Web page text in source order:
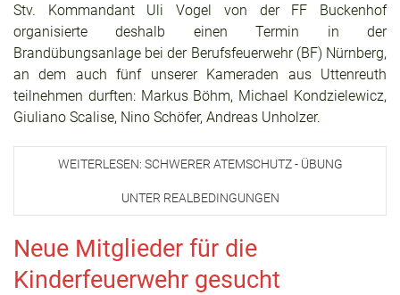
Stv. Kommandant Uli Vogel von der FF Buckenhof
organisierte deshalb einen Termin in der
Brandübungsanlage bei der Berufsfeuerwehr (BF) Nürnberg,
an dem auch fünf unserer Kameraden aus Uttenreuth
teilnehmen durften: Markus Böhm, Michael Kondzielewicz,
Giuliano Scalise, Nino Schöfer, Andreas Unholzer.
WEITERLESEN: SCHWERER ATEMSCHUTZ - ÜBUNG
UNTER REALBEDINGUNGEN
Neue Mitglieder für die
Kinderfeuerwehr gesucht